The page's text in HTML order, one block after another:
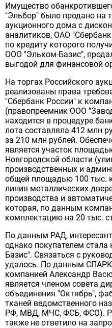
Имущество
"Эльбор" было продано на
аукционного дома с
аналитиков, ОАО
по кредиту которого
ООО "Эльком-Базис",
выгодой для финансовой
На торгах Российского
реализованы права
"Сбербанк России" к
(правопреемник ООО
находится в процедуре
лота составляла 412 млн
за 210 млн рублей.
является участок
Новгородской области
производственных и
общей площадью 100 тыс.
линия металлических
производства и
которая, по данным
комплектацию на 20 тыс.
По данным РАД,
однако покупателем
Базис". Связаться с
удалось. По данным
компанией Александр
является членом совета
объединения "Октябрь",
тканей ведомственного
РФ, МВД, МЧС, ФСБ, ФСО).
также не ответило на